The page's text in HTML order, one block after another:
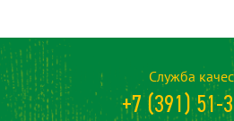
Служба
+7 (391) 51-